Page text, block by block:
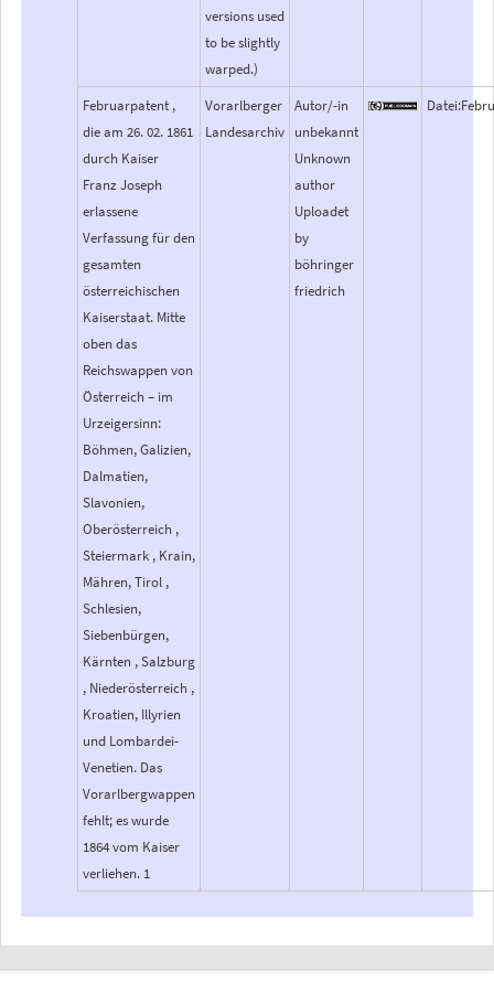
versions used
to be slightly
warped.)
Februarpatent ,
die am 26. 02. 1861
durch Kaiser
Franz Joseph
erlassene
Verfassung für den
gesamten
österreichischen
Kaiserstaat. Mitte
oben das
Reichswappen von
Österreich – im
Urzeigersinn:
Böhmen, Galizien,
Dalmatien,
Slavonien,
Oberösterreich ,
Steiermark , Krain,
Mähren, Tirol ,
Schlesien,
Siebenbürgen,
Kärnten , Salzburg
, Niederösterreich ,
Kroatien, Illyrien
und Lombardei-
Venetien. Das
Vorarlbergwappen
fehlt; es wurde
1864 vom Kaiser
verliehen. 1
Vorarlberger
Landesarchiv
Autor/-in
unbekannt
Unknown
author
Uploadet
by
böhringer
friedrich